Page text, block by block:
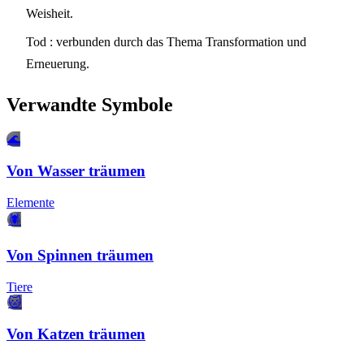
Weisheit.
Tod : verbunden durch das Thema Transformation und
Erneuerung.
Verwandte Symbole
🌊
Von Wasser träumen
Elemente
🕷️
Von Spinnen träumen
Tiere
🐱
Von Katzen träumen